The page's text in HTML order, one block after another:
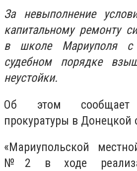
За невыполнение
капитальному ремонту
в школе Мариуполя с
судебном порядке
неустойки.
Об этом сообщает
прокуратуры в Донецкой
«Мариупольской
№2 в ходе